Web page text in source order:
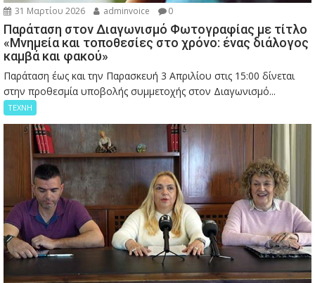
31 Μαρτίου 2026 adminvoice 0
Παράταση στον Διαγωνισμό Φωτογραφίας με τίτλο
«Μνημεία και τοποθεσίες στο χρόνο: ένας διάλογος
καμβά και φακού»
Παράταση έως και την Παρασκευή 3 Απριλίου στις 15:00 δίνεται
στην προθεσμία υποβολής συμμετοχής στον Διαγωνισμό...
ΤΕΧΝΗ